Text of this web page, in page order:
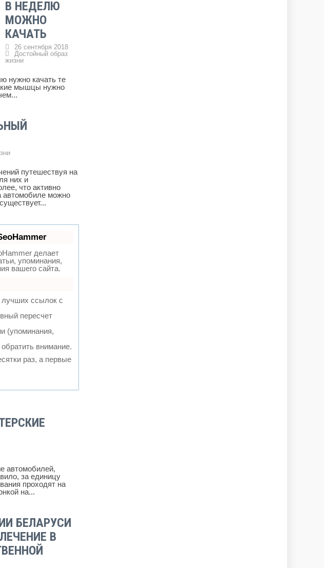
В НЕДЕЛЮ
МОЖНО
КАЧАТЬ
26 сентября 2018
Достойный образ
жизни
нужно качать те
мышцы нужно
путешествуя на
них и
что активно
автомобиле можно
делает
упоминания,
вашего сайта.
лучших ссылок с
пересчет
(упоминания,
внимание.
раз, а первые
автомобилей,
за единицу
проходят на
на...
БЕЛАРУСИ
В